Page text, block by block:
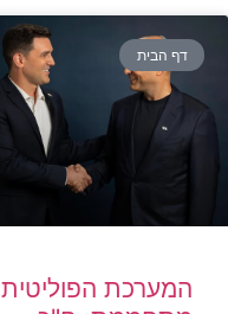
דף הבית
המערכת הפוליטית